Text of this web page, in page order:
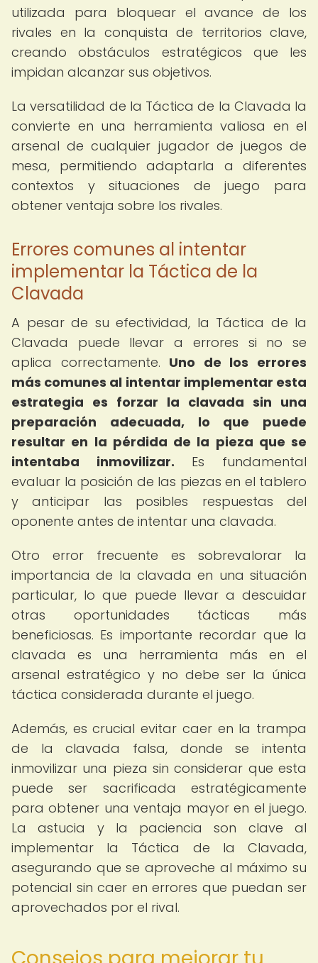
utilizada para bloquear el avance de los
rivales en la conquista de territorios clave,
creando obstáculos estratégicos que les
impidan alcanzar sus objetivos.
La versatilidad de la Táctica de la Clavada la
convierte en una herramienta valiosa en el
arsenal de cualquier jugador de juegos de
mesa, permitiendo adaptarla a diferentes
contextos y situaciones de juego para
obtener ventaja sobre los rivales.
Errores comunes al intentar
implementar la Táctica de la
Clavada
A pesar de su efectividad, la Táctica de la
Clavada puede llevar a errores si no se
aplica correctamente. Uno de los errores
más comunes al intentar implementar esta
estrategia es forzar la clavada sin una
preparación adecuada, lo que puede
resultar en la pérdida de la pieza que se
intentaba inmovilizar. Es fundamental
evaluar la posición de las piezas en el tablero
y anticipar las posibles respuestas del
oponente antes de intentar una clavada.
Otro error frecuente es sobrevalorar la
importancia de la clavada en una situación
particular, lo que puede llevar a descuidar
otras oportunidades tácticas más
beneficiosas. Es importante recordar que la
clavada es una herramienta más en el
arsenal estratégico y no debe ser la única
táctica considerada durante el juego.
Además, es crucial evitar caer en la trampa
de la clavada falsa, donde se intenta
inmovilizar una pieza sin considerar que esta
puede ser sacrificada estratégicamente
para obtener una ventaja mayor en el juego.
La astucia y la paciencia son clave al
implementar la Táctica de la Clavada,
asegurando que se aproveche al máximo su
potencial sin caer en errores que puedan ser
aprovechados por el rival.